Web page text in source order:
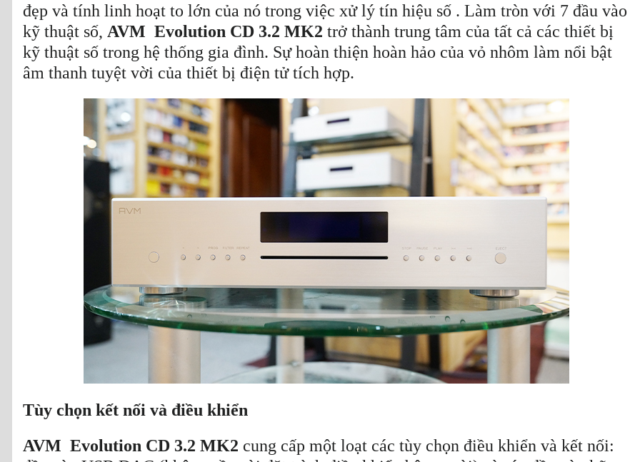
đẹp và tính linh hoạt to lớn của nó trong việc xử lý tín hiệu số . Làm tròn với 7 đầu vào
kỹ thuật số, AVM Evolution CD 3.2 MK2 trở thành trung tâm của tất cả các thiết bị
kỹ thuật số trong hệ thống gia đình. Sự hoàn thiện hoàn hảo của vỏ nhôm làm nổi bật
âm thanh tuyệt vời của thiết bị điện tử tích hợp.
Tùy chọn kết nối và điều khiển
AVM Evolution CD 3.2 MK2 cung cấp một loạt các tùy chọn điều khiển và kết nối: